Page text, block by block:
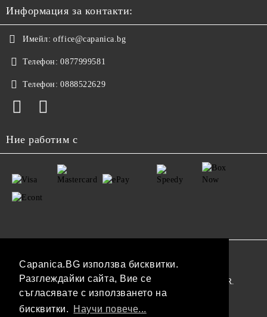
Capanica.BG използва бисквитки.
Разглеждайки сайта, Вие се
съгласявате с използването на
бисквитки.
Научи повече...
Информация за контакти:
Имейл: office@capanica.bg
Телефон: 0877999581
Телефон: 0888522629
Ние работим с
Нашият онлайн магазин е 100% съобразен с GDPR.